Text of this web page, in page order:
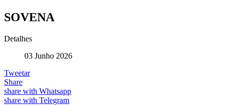
SOVENA
Detalhes
03 Junho 2026
Tweetar
Share
share with Whatsapp
share with Telegram